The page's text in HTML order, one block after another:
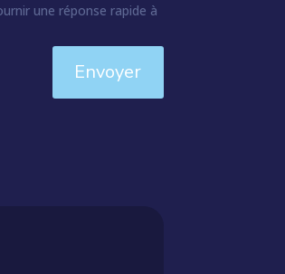
une réponse rapide à
Envoyer